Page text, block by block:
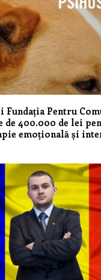
Fundația Pentru
de 400.000 de lei
emoțională și